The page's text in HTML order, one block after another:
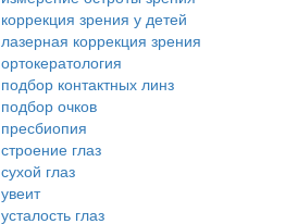
коррекция зрения у детей
лазерная коррекция зрения
ортокератология
подбор контактных линз
подбор очков
пресбиопия
строение глаз
сухой глаз
увеит
усталость глаз